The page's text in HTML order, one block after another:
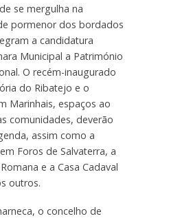
se mergulha na
pormenor dos bordados
a candidatura
Municipal a Património
O recém-inaugurado
do Ribatejo e o
Marinhais, espaços ao
comunidades, deverão
assim como a
Foros de Salvaterra, a
e a Casa Cadaval
outros.
o concelho de